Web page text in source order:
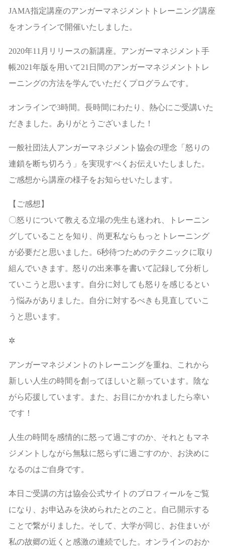
JAMA指定講座のアンガーマネジメントトレーニング講座
をオンラインで開催いたしました。
2020年11月リリースの新講座。アンガーマネジメント手
帳2021年版を用いて21日間のアンガーマネジメントトレ
ーニングの方法を学んでいただくプログラムです。
オンラインで3時間。長時間にわたり、熱心にご受講いた
だきました。ありがとうございました！
一般社団法人アンガーマネジメント協会の理念「怒りの
連鎖を断ち切ろう」を実現すべくお伝えいたしました。
ご感想から講座の様子をお知らせいたします。
【ご感想】
〇怒りについて教える立場の先生も迷われ、トレーニン
グしていることを知り、尚更私ならもっとトレーニング
が必要だと思いました。6秒待つためのテクニックに取り
組んでいきます。怒りの出来事を書いて記録して分析し
ていこうと思います。自分に対しても怒りを感じるとい
う悩みがありました。自分に対するべきも見直していこ
うと思います。
✲
アンガーマネジメントのトレーニングを重ね、これから
新しい人生の時間を創ってほしいと願っています。陰な
がら応援しています。また、お目にかかれましたら幸い
です！
人生の時間を感情的に怒って過ごすのか、それともマネ
ジメントしながら無駄に怒らずに過ごすのか、お決めに
なるのはご自身です。
本日ご受講の方は協会公式サイトのプロフィールをご覧
になり、お申込みを決められたとのこと。自己開示する
ことで繋がりました。そして、大学が同じ、お住まいが
私の故郷の近くと感激の連続でした。オンラインのおか